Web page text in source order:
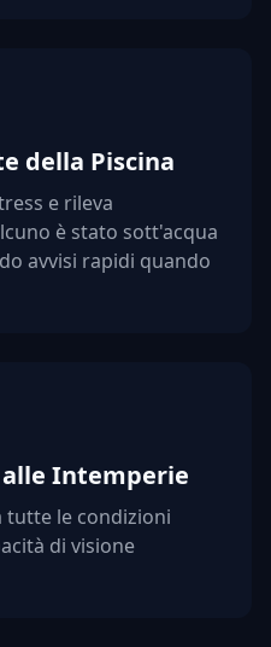
della Piscina
e rileva
è stato sott'acqua
avvisi rapidi quando
Intemperie
tutte le condizioni
di visione